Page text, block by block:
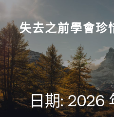
content
失去之前學會珍
日期:2026